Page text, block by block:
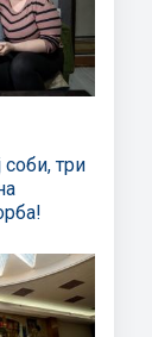
соби, три